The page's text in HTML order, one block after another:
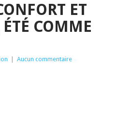
ET
COMME
Aucun commentaire